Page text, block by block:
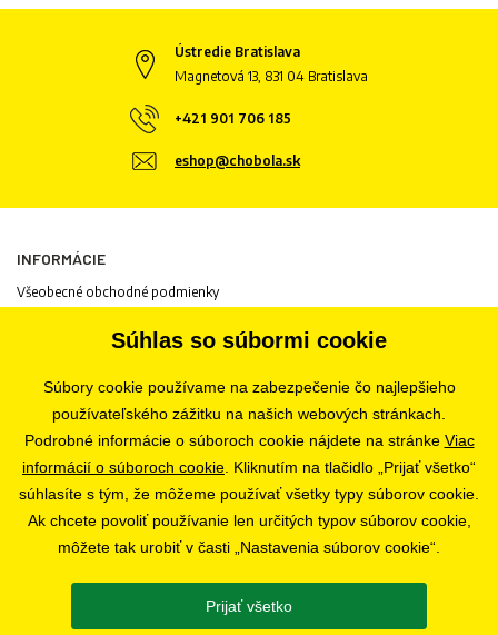
Ústredie Bratislava
Magnetová 13, 831 04 Bratislava
+421 901 706 185
eshop@chobola.sk
INFORMÁCIE
Všeobecné obchodné podmienky
Informácie o cookies
Odstúpenie od zmluvy
Ochrana osobných údajov
Nastavenia súborov cookie
PREDAJŇA
SLEDUJTE NÁS
Súhlas so súbormi cookie
Súbory cookie používame na zabezpečenie čo najlepšieho
používateľského zážitku na našich webových stránkach.
Podrobné informácie o súboroch cookie nájdete na stránke Viac
informácií o súboroch cookie . Kliknutím na tlačidlo „Prijať všetko“
súhlasíte s tým, že môžeme používať všetky typy súborov cookie.
Ak chcete povoliť používanie len určitých typov súborov cookie,
môžete tak urobiť v časti „Nastavenia súborov cookie“.
Prijať všetko